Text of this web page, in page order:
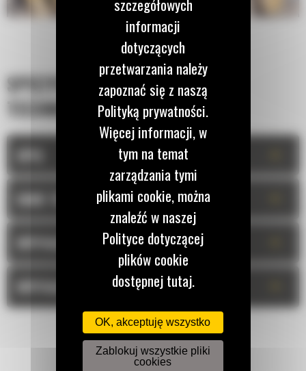
SPECYFIKACJA
TECHNICZNA
OPIS
DANE TECHNICZNE
WYPOSAŻENIE STANDARDOWE
WYPOSAŻENIE OPCJONALNE
informacji
dotyczących
przetwarzania należy
zapoznać się z naszą
Polityką prywatności.
Więcej informacji, w
tym na temat
zarządzania tymi
plikami cookie, można
znaleźć w naszej
Polityce dotyczącej
plików cookie
dostępnej tutaj.
OK, akceptuję wszystko
Zablokuj wszystkie pliki
cookies